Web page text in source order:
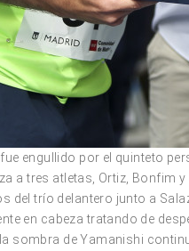
engullido por el quinteto
a tres atletas, Ortiz,
del trío delantero junto a
en cabeza tratando de
sombra de Yamanishi